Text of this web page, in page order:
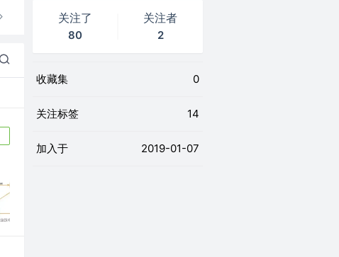
关注了
80
关注者
2
收藏集 0
关注标签 14
加入于 2019-01-07